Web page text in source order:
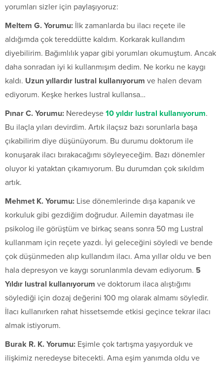
yorumları sizler için paylaşıyoruz:
Meltem G. Yorumu: İlk zamanlarda bu ilacı reçete ile
aldığımda çok tereddütte kaldım. Korkarak kullandım
diyebilirim. Bağımlılık yapar gibi yorumları okumuştum. Ancak
daha sonradan iyi ki kullanmışım dedim. Ne korku ne kaygı
kaldı. Uzun yıllardır lustral kullanıyorum ve halen devam
ediyorum. Keşke herkes lustral kullansa…
Pınar C. Yorumu: Neredeyse 10 yıldır lustral kullanıyorum.
Bu ilaçla yıları devirdim. Artık ilaçsız bazı sorunlarla başa
çıkabilirim diye düşünüyorum. Bu durumu doktorum ile
konuşarak ilacı bırakacağımı söyleyeceğim. Bazı dönemler
oluyor ki yataktan çıkamıyorum. Bu durumdan çok sıkıldım
artık.
Mehmet K. Yorumu: Lise dönemlerinde dışa kapanık ve
korkuluk gibi gezdiğim doğrudur. Ailemin dayatması ile
psikolog ile görüştüm ve birkaç seans sonra 50 mg Lustral
kullanmam için reçete yazdı. İyi geleceğini söyledi ve bende
çok düşünmeden alıp kullandım ilacı. Ama yıllar oldu ve ben
hala depresyon ve kaygı sorunlarımla devam ediyorum. 5
Yıldır lustral kullanıyorum ve doktorum ilaca alıştığımı
söylediği için dozaj değerini 100 mg olarak almamı söyledir.
İlacı kullanırken rahat hissetsemde etkisi geçince tekrar ilacı
almak istiyorum.
Burak R. K. Yorumu: Eşimle çok tartışma yaşıyorduk ve
ilişkimiz neredeyse bitecekti. Ama eşim yanımda oldu ve